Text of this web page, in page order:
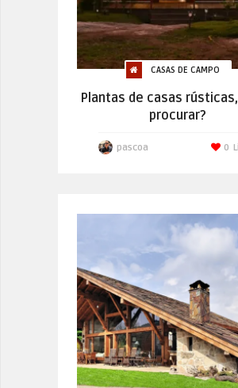
CASAS DE CAMPO
Plantas de casas
procurar?
pascoa 0